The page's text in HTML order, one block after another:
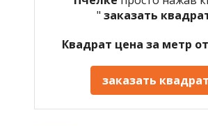
" заказать
Квадрат цена за метр
заказать квадрат